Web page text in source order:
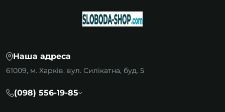
Наша адреса
61009, м. Харків, вул. Силікатна, буд. 5
(098) 556-19-85